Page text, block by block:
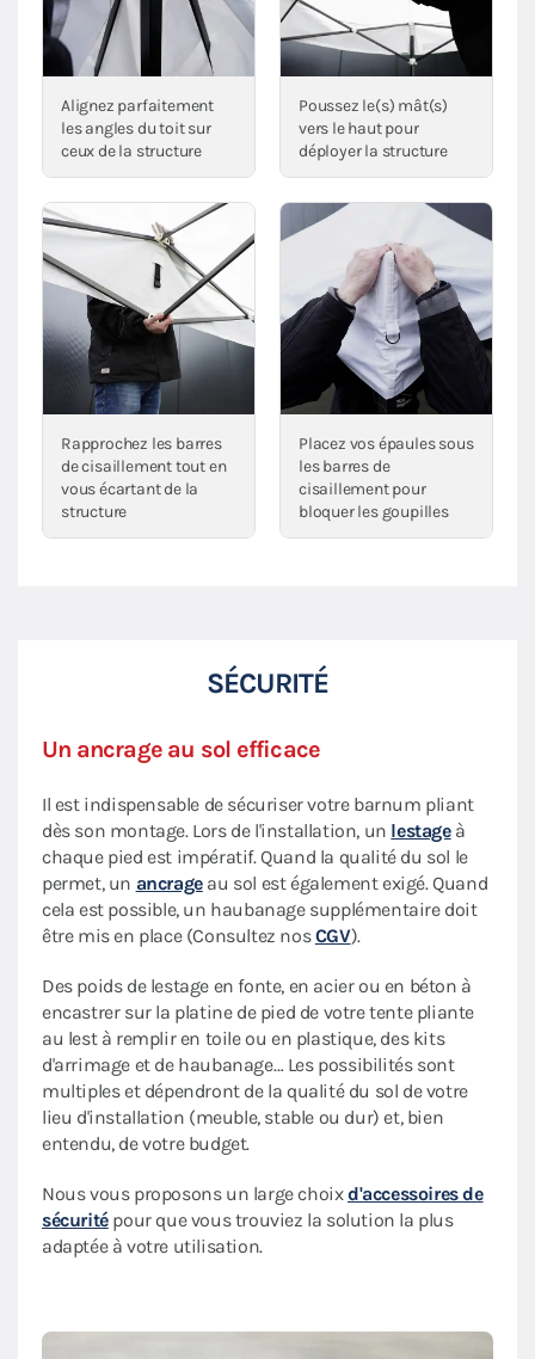
Alignez parfaitement
les angles du toit sur
ceux de la structure
Poussez le(s) mât(s)
vers le haut pour
déployer la structure
Rapprochez les barres
de cisaillement tout en
vous écartant de la
structure
Placez vos épaules sous
les barres de
cisaillement pour
bloquer les goupilles
SÉCURITÉ
Un ancrage au sol efficace
Il est indispensable de sécuriser votre barnum pliant
dès son montage. Lors de l'installation, un lestageà
chaque pied est impératif. Quand la qualité du sol le
permet, un ancrageau sol est également exigé. Quand
cela est possible, un haubanage supplémentaire doit
être mis en place (Consultez nosCGV).
Des poids de lestage en fonte, en acier ou en béton à
encastrer sur la platine de pied de votre tente pliante
au lest à remplir en toile ou en plastique, des kits
d'arrimage et de haubanage… Les possibilités sont
multiples et dépendront de la qualité du sol de votre
lieu d'installation (meuble, stable ou dur) et, bien
entendu, de votre budget.
Nous vous proposons un large choixd'accessoires de
sécuritépour que vous trouviez la solution la plus
adaptée à votre utilisation.